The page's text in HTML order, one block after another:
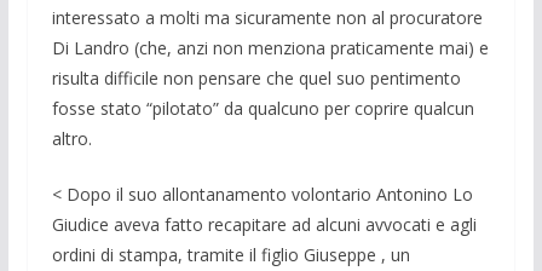
interessato a molti ma sicuramen­te non al procuratore
Di Landro (che, anzi non menziona praticamente mai) e
risulta difficile non pensare che quel suo pentimento
fosse stato “pilotato” da qualcuno per coprire qualcun
altro.
< Dopo il suo allontanamento volon­tario Antonino Lo
Giudice aveva fatto recapitare ad alcuni avvocati e agli
ordi­ni di stampa, tramite il figlio Giuseppe , un